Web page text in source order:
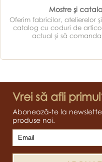
Mostre şi
Oferim fabricilor, atelierelor
catalog cu coduri de
actual şi să
Vrei să afli
Abonează-te la
produse noi.